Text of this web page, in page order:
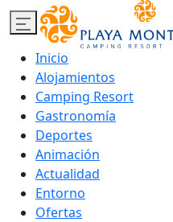
Inicio
Alojamientos
Camping Resort
Gastronomía
Deportes
Animación
Actualidad
Entorno
Ofertas